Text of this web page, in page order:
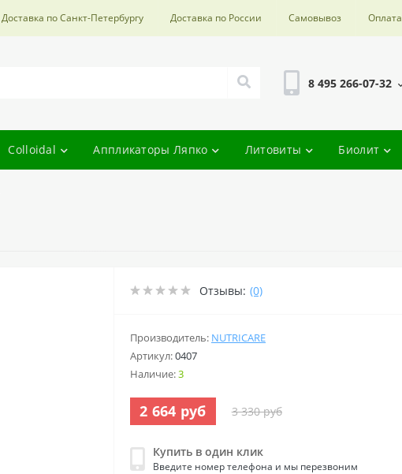
Доставка по Санкт-Петербургу Доставка по России Самовывоз Оплата
8 495 266-07-32
Colloidal Аппликаторы Ляпко Литовиты Биолит
Отзывы: (0)
Производитель: NUTRICARE
Артикул:0407
Наличие:3
2 664 руб 3 330 руб
Купить в один клик
Введите номер телефона и мы перезвоним